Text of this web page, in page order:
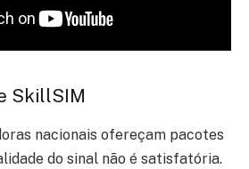
SkillSIM
nacionais ofereçam pacotes
do sinal não é satisfatória.